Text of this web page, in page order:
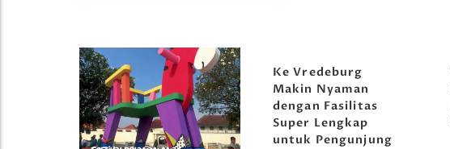
Ke Vredeburg
Makin Nyaman
dengan Fasilitas
Super Lengkap
untuk Pengunjung
Vredeburg Gelar
Pelatihan Bahasa
Inggris untuk
Layanan Museum